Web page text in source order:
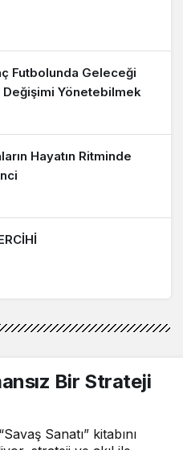
ÇINAR
İZLER"
KIRILANLAR"
Futbolunda Geleceği
Değişimi Yönetebilmek
Hayatın Ritminde
Bir Strateji
Sanatı” kitabını